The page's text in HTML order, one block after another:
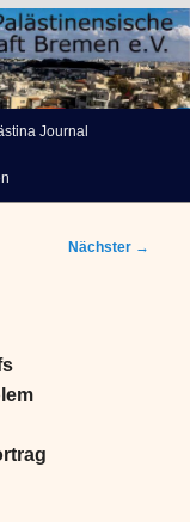
Journal
Nächster →